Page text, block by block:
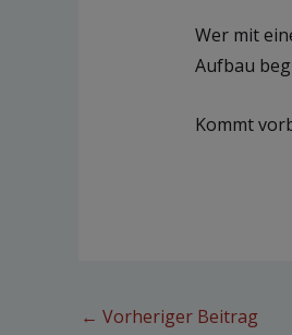
Wer mit
Aufbau
Kommt
← Vorheriger Beitrag